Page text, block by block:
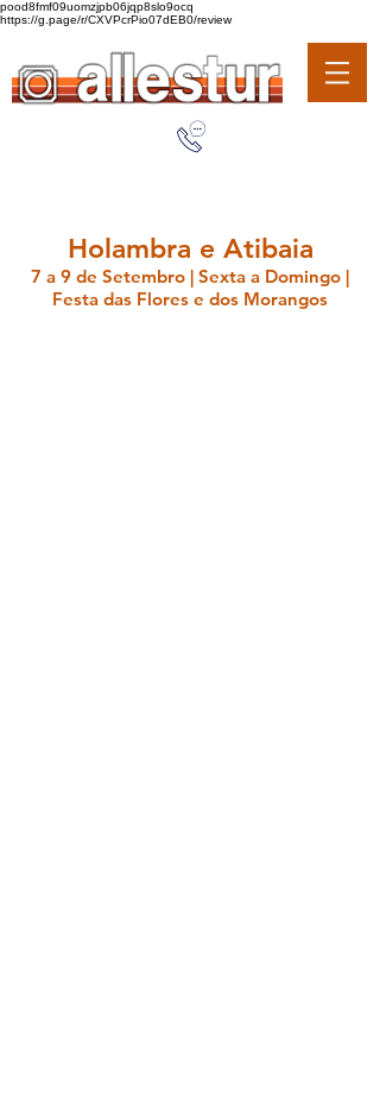
pood8fmf09uomzjpb06jqp8slo9ocq
https://g.page/r/CXVPcrPio07dEB0/review
Holambra e Atibaia
7 a 9 de Setembro | Sexta a Domingo |
Festa das Flores e dos Morangos